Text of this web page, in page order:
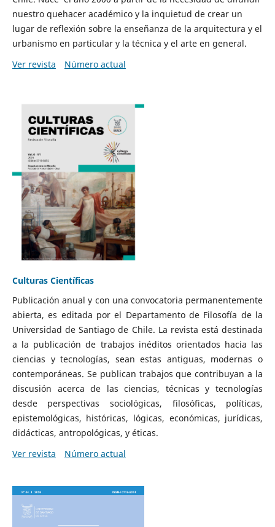
nuestro quehacer académico y la inquietud de crear un
lugar de reflexión sobre la enseñanza de la arquitectura y el
urbanismo en particular y la técnica y el arte en general.
Ver revista
Número actual
Culturas Científicas
Publicación anual y con una convocatoria permanentemente
abierta, es editada por el Departamento de Filosofía de la
Universidad de Santiago de Chile. La revista está destinada
a la publicación de trabajos inéditos orientados hacia las
ciencias y tecnologías, sean estas antiguas, modernas o
contemporáneas. Se publican trabajos que contribuyan a la
discusión acerca de las ciencias, técnicas y tecnologías
desde perspectivas sociológicas, filosóficas, políticas,
epistemológicas, históricas, lógicas, económicas, jurídicas,
didácticas, antropológicas, y éticas.
Ver revista
Número actual